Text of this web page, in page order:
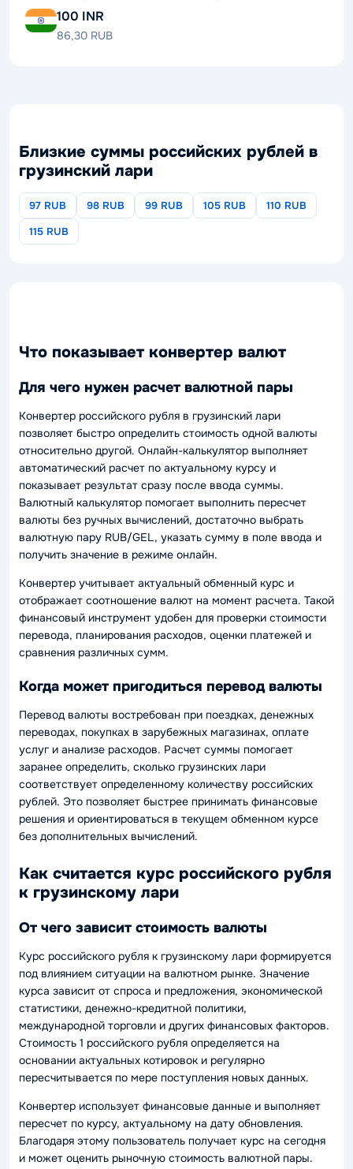
100 INR
86,30 RUB
Близкие суммы российских рублей в
грузинский лари
97 RUB 98 RUB 99 RUB 105 RUB
110 RUB
115 RUB
Что показывает конвертер валют
Для чего нужен расчет валютной пары
Конвертер российского рубля в грузинский лари
позволяет быстро определить стоимость одной валюты
относительно другой. Онлайн-калькулятор выполняет
автоматический расчет по актуальному курсу и
показывает результат сразу после ввода суммы.
Валютный калькулятор помогает выполнить пересчет
валюты без ручных вычислений, достаточно выбрать
валютную пару RUB/GEL, указать сумму в поле ввода и
получить значение в режиме онлайн.
Конвертер учитывает актуальный обменный курс и
отображает соотношение валют на момент расчета. Такой
финансовый инструмент удобен для проверки стоимости
перевода, планирования расходов, оценки платежей и
сравнения различных сумм.
Когда может пригодиться перевод валюты
Перевод валюты востребован при поездках, денежных
переводах, покупках в зарубежных магазинах, оплате
услуг и анализе расходов. Расчет суммы помогает
заранее определить, сколько грузинских лари
соответствует определенному количеству российских
рублей. Это позволяет быстрее принимать финансовые
решения и ориентироваться в текущем обменном курсе
без дополнительных вычислений.
Как считается курс российского рубля
к грузинскому лари
От чего зависит стоимость валюты
Курс российского рубля к грузинскому лари формируется
под влиянием ситуации на валютном рынке. Значение
курса зависит от спроса и предложения, экономической
статистики, денежно-кредитной политики,
международной торговли и других финансовых факторов.
Стоимость 1 российского рубля определяется на
основании актуальных котировок и регулярно
пересчитывается по мере поступления новых данных.
Конвертер использует финансовые данные и выполняет
пересчет по курсу, актуальному на дату обновления.
Благодаря этому пользователь получает курс на сегодня
и может оценить рыночную стоимость валютной пары.